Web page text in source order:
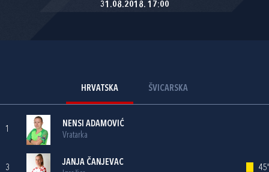
31.08.2018. 17:00
HRVATSKA ŠVICARSKA
1
NENSI ADAMOVIĆ
Vratarka
3
JANJA ČANJEVAC
45'